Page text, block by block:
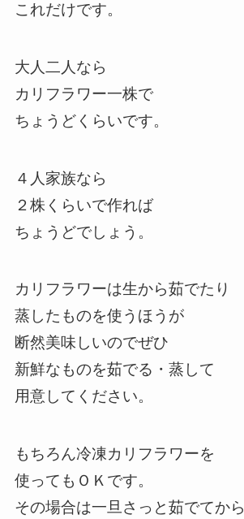
これだけです。
大人二人なら
カリフラワー一株で
ちょうどくらいです。
４人家族なら
２株くらいで作れば
ちょうどでしょう。
カリフラワーは生から茹でたり
蒸したものを使うほうが
断然美味しいのでぜひ
新鮮なものを茹でる・蒸して
用意してください。
もちろん冷凍カリフラワーを
使ってもＯＫです。
その場合は一旦さっと茹でてから